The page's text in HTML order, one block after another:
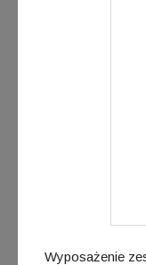
Wyposażenie